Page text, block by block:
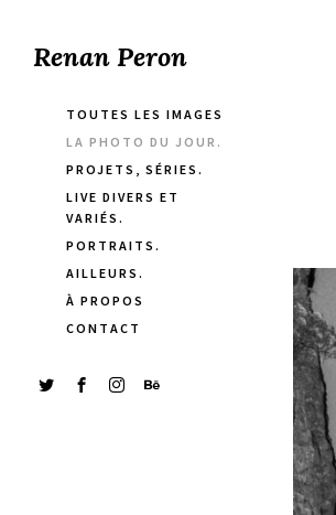
Renan Peron
TOUTES LES IMAGES
LA PHOTO DU JOUR.
PROJETS, SÉRIES.
LIVE DIVERS ET
VARIÉS.
PORTRAITS.
AILLEURS.
À PROPOS
CONTACT